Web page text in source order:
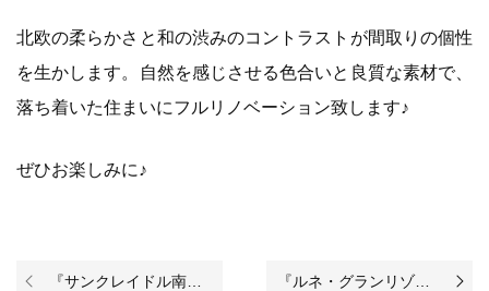
北欧の柔らかさと和の渋みのコントラストが間取りの個性
を生かします。自然を感じさせる色合いと良質な素材で、
落ち着いた住まいにフルリノベーション致します♪
ぜひお楽しみに♪
『サンクレイドル南柏』のリノベーションが完成いたしました！ 『ルネ・グランリゾーナ』のリノベーションが始まりました♪